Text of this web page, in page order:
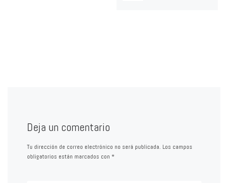
Deja un comentario
Tu dirección de correo electrónico no será publicada. Los campos
obligatorios están marcados con *